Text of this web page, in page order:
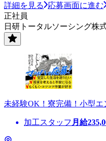
詳細を見る
応募画面に進む
正社員
日研トータルソーシング株
未経験OK！寮完備！小型
加工スタッフ 月給